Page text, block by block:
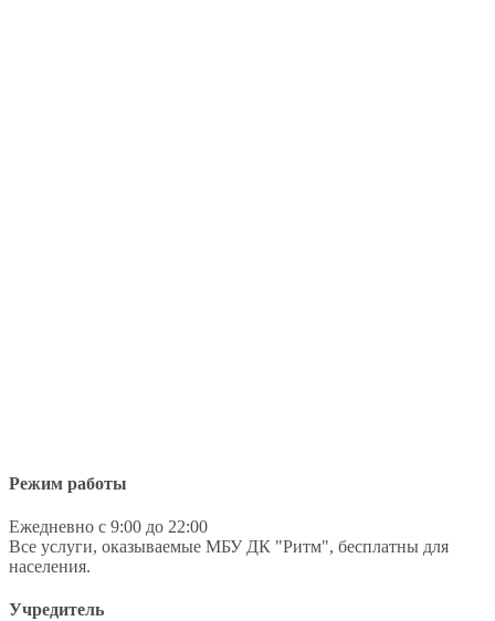
Режим работы
Ежедневно с 9:00 до 22:00
Все услуги, оказываемые МБУ ДК "Ритм", бесплатны для
населения.
Учредитель